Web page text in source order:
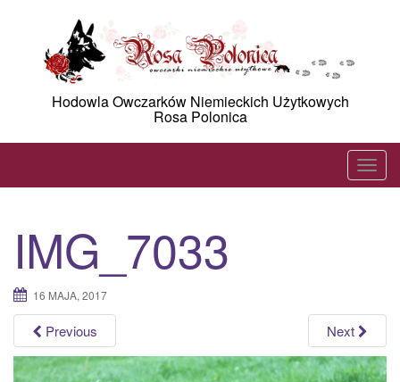
Hodowla Owczarków Niemieckich Użytkowych
Rosa Polonica
T
o
v
i
IMG_7033
16 MAJA, 2017
Previous Next